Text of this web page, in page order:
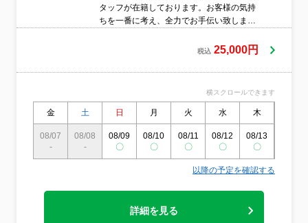
タッフが在籍しております。お客様の気持
ちを一番に考え、全力でお手伝い致しま
にお問い合わせ下さい。あんしん回収のお
にダンボールを大量にお運び致します。ダ
いきます。ジャンルと致しましては、リサ
イクル資源・お客様の大事な遺品・処分
品・リサイクルできる物など丁寧に分別し
ながら作業させて頂きます。
税込 25,000円
横スクロールできます
金 土 日 月 火 水 木
08/07
-
08/08
-
08/09
〇
08/10
〇
08/11
〇
08/12
〇
08/13
〇
以降の予定を確認する
詳細を見る